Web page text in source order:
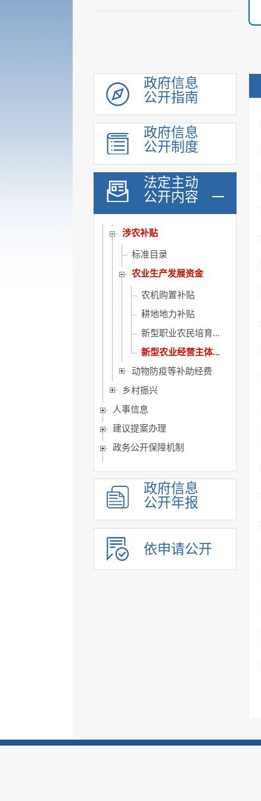
政府信息
公开指南
政府信息
公开制度
法定主动
公开内容
价格与减税降费
旅游
稳岗就业
国资国企信息
安全生产
治安管理
市政建设
涉农补贴
标准目录
农业生产发展资金
农机购置补贴
耕地地力补贴
新型职业农民培育...
新型农业经营主体...
动物防疫等补助经费
乡村振兴
人事信息
建议提案办理
政务公开保障机制
政府信息
公开年报
依申请公开